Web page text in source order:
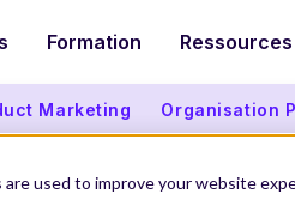
used to improve your website
Formation Ressources
Marketing Organisation